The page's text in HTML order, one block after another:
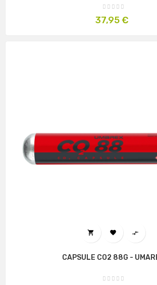
Prix
37,95 €
  
CAPSULE CO2 88G -